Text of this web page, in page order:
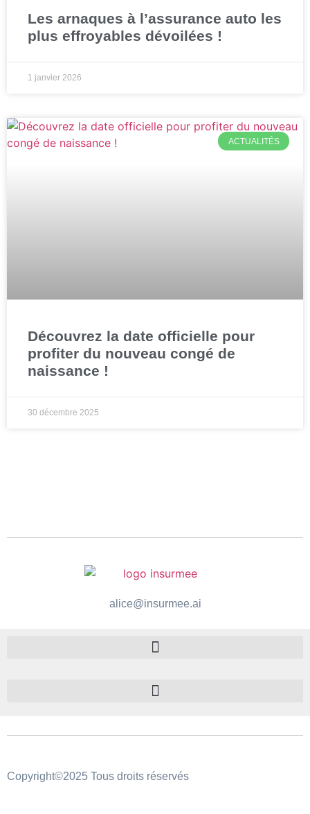
Les arnaques à l’assurance auto les
plus effroyables dévoilées !
1 janvier 2026
ACTUALITÉS
Découvrez la date officielle pour
profiter du nouveau congé de
naissance !
30 décembre 2025
alice@insurmee.ai
Copyright©2025 Tous droits réservés